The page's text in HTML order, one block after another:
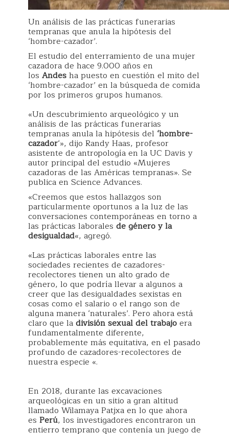
Un análisis de las prácticas funerarias
tempranas que anula la hipótesis del
‘hombre-cazador’.
El estudio del enterramiento de una mujer
cazadora de hace 9.000 años en
los Andesha puesto en cuestión el mito del
‘hombre-cazador’ en la búsqueda de comida
por los primeros grupos humanos.
«Un descubrimiento arqueológico y un
análisis de las prácticas funerarias
tempranas anula la hipótesis del ‘hombre-
cazador‘», dijo Randy Haas, profesor
asistente de antropología en la UC Davis y
autor principal del estudio «Mujeres
cazadoras de las Américas tempranas». Se
publica en Science Advances.
«Creemos que estos hallazgos son
particularmente oportunos a la luz de las
conversaciones contemporáneas en torno a
las prácticas laborales de género y la
desigualdad«, agregó.
«Las prácticas laborales entre las
sociedades recientes de cazadores-
recolectores tienen un alto grado de
género, lo que podría llevar a algunos a
creer que las desigualdades sexistas en
cosas como el salario o el rango son de
alguna manera ‘naturales’. Pero ahora está
claro que ladivisión sexual del trabajoera
fundamentalmente diferente,
probablemente más equitativa, en el pasado
profundo de cazadores-recolectores de
nuestra especie «.
En 2018, durante las excavaciones
arqueológicas en un sitio a gran altitud
llamado Wilamaya Patjxa en lo que ahora
es Perú, los investigadores encontraron un
entierro temprano que contenía un juego de